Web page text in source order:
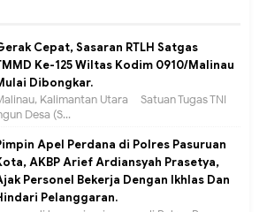
Cepat, Sasaran RTLH Satgas
Ke-125 Wiltas Kodim 0910/Malinau
Dibongkar.
Kalimantan Utara – Satuan Tugas TNI
Desa (S...
Apel Perdana di Polres Pasuruan
AKBP Arief Ardiansyah Prasetya,
Personel Bekerja Dengan Ikhlas Dan
Pelanggaran.